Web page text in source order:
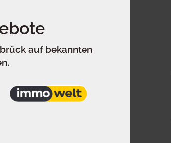
auf bekannten